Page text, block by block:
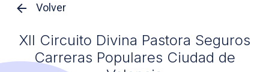
Volver
XII Circuito Divina Pastora Seguros
Carreras Populares Ciudad de